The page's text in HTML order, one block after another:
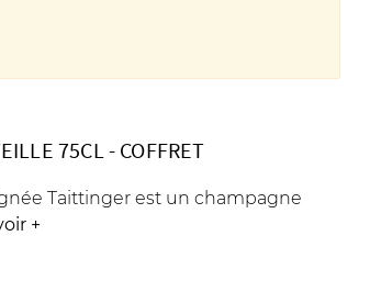
75CL- COFFRET
Taittinger est un champagne
+